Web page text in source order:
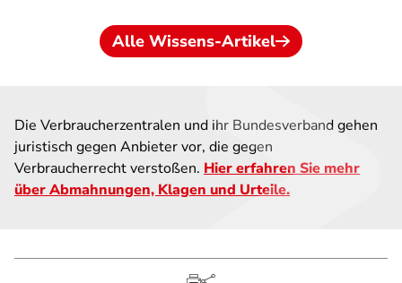
Alle Wissens-Artikel
Die Verbraucherzentralen und ihr Bundesverband gehen
juristisch gegen Anbieter vor, die gegen
Verbraucherrecht verstoßen. Hier erfahren Sie mehr
über Abmahnungen, Klagen und Urteile.